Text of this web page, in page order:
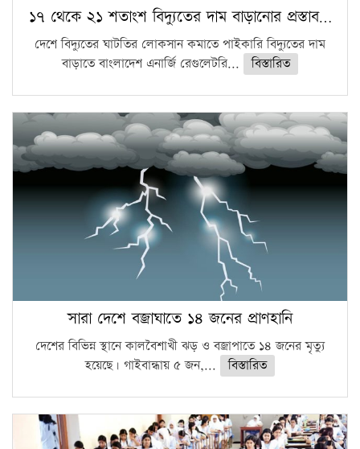
১৭ থেকে ২১ শতাংশ বিদ্যুতের দাম বাড়ানোর প্রস্তাব…
দেশে বিদ্যুতের ঘাটতির লোকসান কমাতে পাইকারি বিদ্যুতের দাম
বাড়াতে বাংলাদেশ এনার্জি রেগুলেটরি...
বিস্তারিত
সারা দেশে বজ্রাঘাতে ১৪ জনের প্রাণহানি
দেশের বিভিন্ন স্থানে কালবৈশাখী ঝড় ও বজ্রাপাতে ১৪ জনের মৃত্যু
হয়েছে। গাইবান্ধায় ৫ জন,...
বিস্তারিত